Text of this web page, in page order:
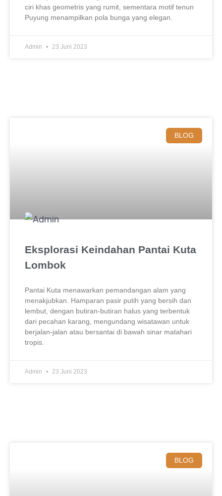
ciri khas geometris yang rumit, sementara motif tenun
Puyung menampilkan pola bunga yang elegan.
Admin 23 Juni 2023
BLOG
Eksplorasi Keindahan Pantai Kuta
Lombok
Pantai Kuta menawarkan pemandangan alam yang
menakjubkan. Hamparan pasir putih yang bersih dan
lembut, dengan butiran-butiran halus yang terbentuk
dari pecahan karang, mengundang wisatawan untuk
berjalan-jalan atau bersantai di bawah sinar matahari
tropis.
Admin 23 Juni 2023
BLOG